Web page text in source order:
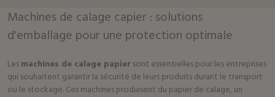
Machines de calage capier : solutions
d'emballage pour une protection optimale
Lesmachines de calage papiersont essentielles pour les entreprises
qui souhaitent garantir la sécurité de leurs produits durant le transport
ou le stockage. Ces machines produisent du papier de calage, un